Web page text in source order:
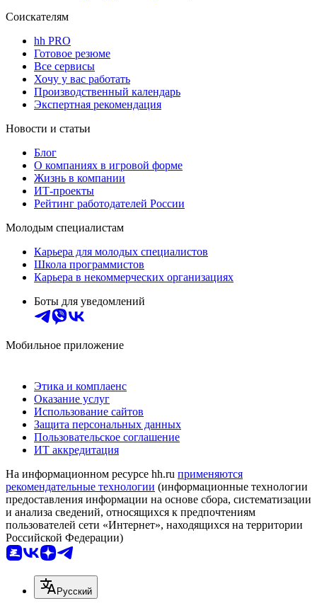
Соискателям
hh PRO
Готовое резюме
Все сервисы
Хочу у вас работать
Производственный календарь
Экспертная рекомендация
Новости и статьи
Блог
О компаниях в игровой форме
Жизнь в компании
ИТ-проекты
Рейтинг работодателей России
Молодым специалистам
Карьера для молодых специалистов
Школа программистов
Карьера в некоммерческих организациях
Боты для уведомлений
Мобильное приложение
Этика и комплаенс
Оказание услуг
Использование сайтов
Защита персональных данных
Пользовательское соглашение
ИТ аккредитация
На информационном ресурсе hh.ru применяются
рекомендательные технологии (информационные технологии
предоставления информации на основе сбора, систематизации
и анализа сведений, относящихся к предпочтениям
пользователей сети «Интернет», находящихся на территории
Российской Федерации)
Русский